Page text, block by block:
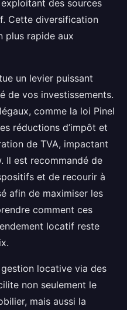
des sources
Cette diversification
plus rapide aux
un levier puissant
de vos investissements.
comme la loi Pinel
réductions d’impôt et
de TVA, impactant
Il est recommandé de
et de recourir à
afin de maximiser les
comment ces
locatif reste
locative via des
non seulement le
mais aussi la